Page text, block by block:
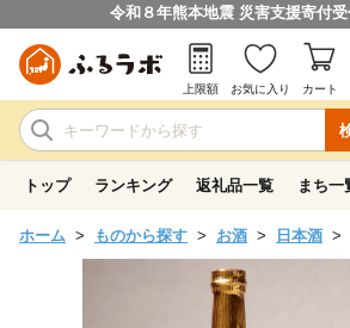
令和８年熊本地震 災害支援寄付
上限額 お気に入り カート
トップ ランキング 返礼品一覧 まち一
ホーム ものから探す お酒 日本酒